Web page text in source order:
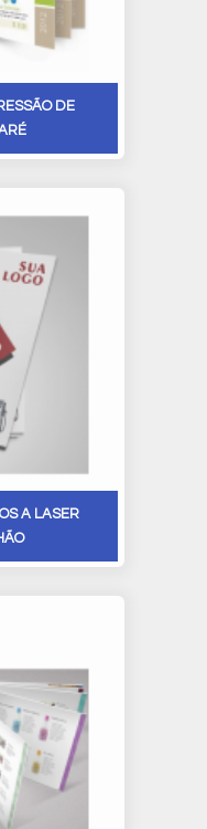
DE
A LASER